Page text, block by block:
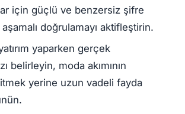
için güçlü ve benzersiz şifre
doğrulamayı aktifleştirin.
yaparken gerçek
belirleyin, moda akımının
yerine uzun vadeli fayda